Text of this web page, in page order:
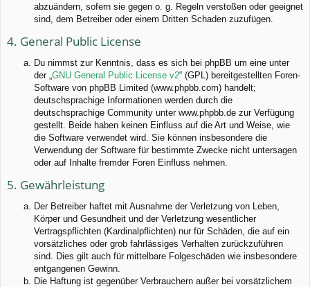
abzuändern, sofern sie gegen o. g. Regeln verstoßen oder geeignet
sind, dem Betreiber oder einem Dritten Schaden zuzufügen.
4. General Public License
Du nimmst zur Kenntnis, dass es sich bei phpBB um eine unter
der „ GNU General Public License v2“ (GPL) bereitgestellten Foren-
Software von phpBB Limited (www.phpbb.com) handelt;
deutschsprachige Informationen werden durch die
deutschsprachige Community unter www.phpbb.de zur Verfügung
gestellt. Beide haben keinen Einfluss auf die Art und Weise, wie
die Software verwendet wird. Sie können insbesondere die
Verwendung der Software für bestimmte Zwecke nicht untersagen
oder auf Inhalte fremder Foren Einfluss nehmen.
5. Gewährleistung
Der Betreiber haftet mit Ausnahme der Verletzung von Leben,
Körper und Gesundheit und der Verletzung wesentlicher
Vertragspflichten (Kardinalpflichten) nur für Schäden, die auf ein
vorsätzliches oder grob fahrlässiges Verhalten zurückzuführen
sind. Dies gilt auch für mittelbare Folgeschäden wie insbesondere
entgangenen Gewinn.
Die Haftung ist gegenüber Verbrauchern außer bei vorsätzlichem